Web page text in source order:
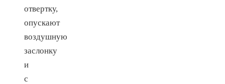
отвертку,
опускают
воздушную
заслонку
и
с